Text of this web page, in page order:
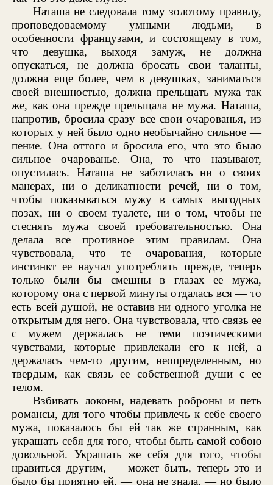
Наташа не следовала тому золотому правилу,
проповедоваемому умными людьми, в
особенности французами, и состоящему в том,
что девушка, выходя замуж, не должна
опускаться, не должна бросать свои таланты,
должна еще более, чем в девушках, заниматься
своей внешностью, должна прельщать мужа так
же, как она прежде прельщала не мужа. Наташа,
напротив, бросила сразу все свои очарованья, из
которых у ней было одно необычайно сильное —
пение. Она оттого и бросила его, что это было
сильное очарованье. Она, то что называют,
опустилась. Наташа не заботилась ни о своих
манерах, ни о деликатности речей, ни о том,
чтобы показываться мужу в самых выгодных
позах, ни о своем туалете, ни о том, чтобы не
стеснять мужа своей требовательностью. Она
делала все противное этим правилам. Она
чувствовала, что те очарования, которые
инстинкт ее научал употреблять прежде, теперь
только были бы смешны в глазах ее мужа,
которому она с первой минуты отдалась вся — то
есть всей душой, не оставив ни одного уголка не
открытым для него. Она чувствовала, что связь ее
с мужем держалась не теми поэтическими
чувствами, которые привлекали его к ней, а
держалась чем-то другим, неопределенным, но
твердым, как связь ее собственной души с ее
телом.
Взбивать локоны, надевать роброны и петь
романсы, для того чтобы привлечь к себе своего
мужа, показалось бы ей так же странным, как
украшать себя для того, чтобы быть самой собою
довольной. Украшать же себя для того, чтобы
нравиться другим, — может быть, теперь это и
было бы приятно ей, — она не знала, — но было